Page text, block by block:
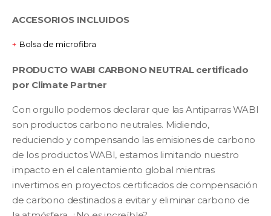
ACCESORIOS INCLUIDOS
Bolsa de microfibra
PRODUCTO WABI CARBONO NEUTRAL certificado
por Climate Partner
Con orgullo podemos declarar que las Antiparras WABI
son productos carbono neutrales. Midiendo,
reduciendo y compensando las emisiones de carbono
de los productos WABI, estamos limitando nuestro
impacto en el calentamiento global mientras
invertimos en proyectos certificados de compensación
de carbono destinados a evitar y eliminar carbono de